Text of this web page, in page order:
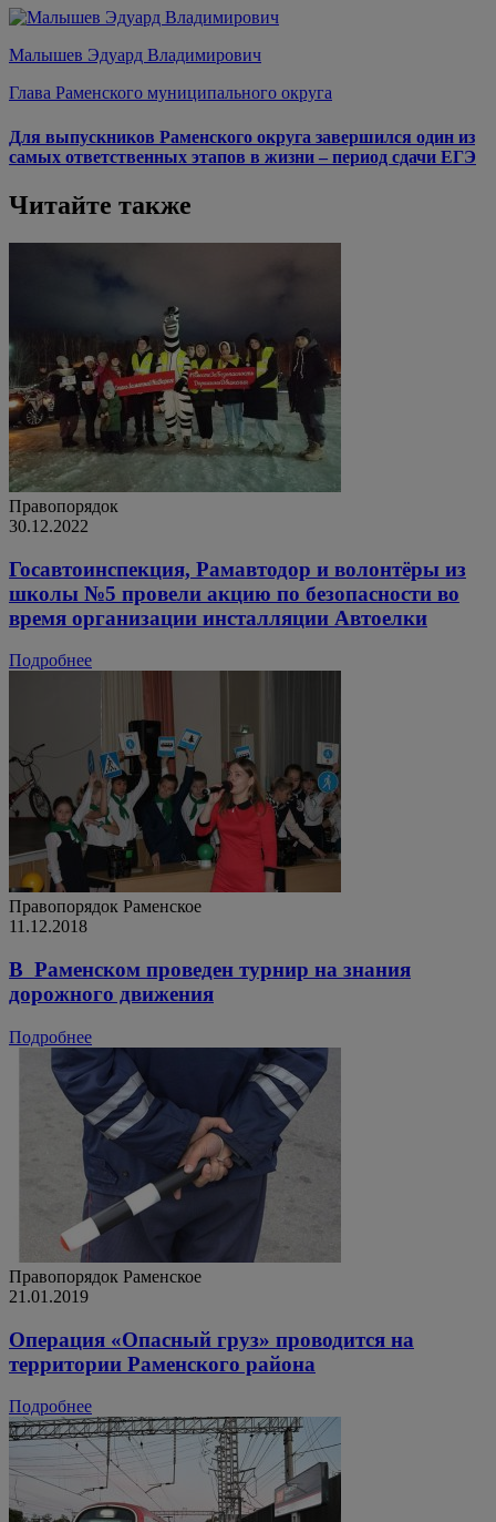
Малышев Эдуард Владимирович
Глава Раменского муниципального округа
Для выпускников Раменского округа завершился один из
самых ответственных этапов в жизни – период сдачи ЕГЭ
Читайте также
Правопорядок
30.12.2022
Госавтоинспекция, Рамавтодор и волонтёры из
школы №5 провели акцию по безопасности во
время организации инсталляции Автоелки
Подробнее
Правопорядок Раменское
11.12.2018
В Раменском проведен турнир на знания
дорожного движения
Подробнее
Правопорядок Раменское
21.01.2019
Операция «Опасный груз» проводится на
территории Раменского района
Подробнее